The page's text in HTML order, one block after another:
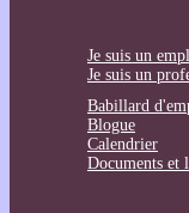
Je suis un
Je suis un
Babillard
Blogue
Calendrier
Documents et